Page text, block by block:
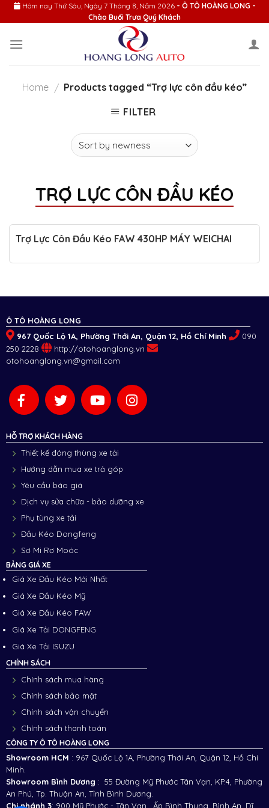
Skip
to
Hôm nay Thứ Sáu, Ngày 7 Tháng 8, Năm 2026 - Ô TÔ HOÀNG LONG -
Chào Buổi Trưa Quý Khách
Home / Products tagged “Trợ lực côn đầu kéo”
FILTER
TRỢ LỰC CÔN ĐẦU KÉO
Trợ Lực Côn Đầu Kéo FAW 430HP MÁY WEICHAI
Ô TÔ HOÀNG LONG
967 Quốc Lộ 1A, Phường Thới An, Quận 12, Hồ Chí Minh
090
250 2228
http://otohoanglong.vn
otohoanglong.vn@gmail.com
HỖ TRỢ KHÁCH HÀNG
Thiết kế đóng thùng xe tải
Hướng dẫn mua xe trả góp
Yêu cầu báo giá
Dịch vụ sửa chữa - bảo dưỡng xe
Phụ tùng xe tải
Đầu Kéo Dongfeng
Sơ Mi Rơ Moóc
BẢNG GIÁ XE
Giá Xe Đầu Kéo Mới Nhất
Giá Xe Đầu Kéo Mỹ
Giá Xe Đầu Kéo FAW
Giá Xe Tải DONGFENG
Giá Xe Tải ISUZU
CHÍNH SÁCH
Chính sách mua hàng
Chính sách bảo mật
Chính sách vận chuyển
Chính sách thanh toán
CÔNG TY Ô TÔ HOÀNG LONG
Showroom HCM : 967 Quốc Lộ 1A, Phường Thới An, Quận 12, Hồ Chí
Minh.
Showroom Bình Dương : 55 Đường Mỹ Phước Tân Vạn, KP.4, Phường
An Phú, Tp. Thuận An, Tỉnh Bình Dương.
Chi nhánh 3: 900 Mỹ Phước - Tân Vạn , Ấp Bình Thung, Bình An, Dĩ